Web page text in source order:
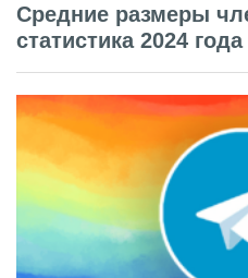
Средние размеры
статистика 2024 года